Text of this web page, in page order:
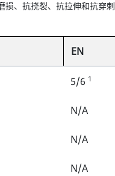
损、抗挠裂、抗拉伸和抗穿刺
EN
5/6 1
N/A
N/A
N/A